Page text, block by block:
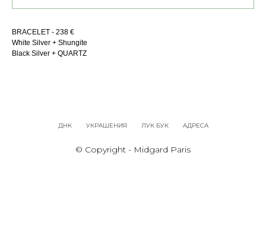
BRACELET - 238 €
White Silver + Shungite
Black Silver + QUARTZ
ДНК УКРАШЕНИЯ ЛУК БУК АДРЕСА
© Copyright - Midgard Paris